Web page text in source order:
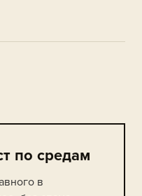
по средам
в